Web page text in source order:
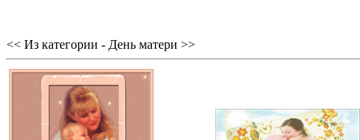
<< Из категории - День матери >>